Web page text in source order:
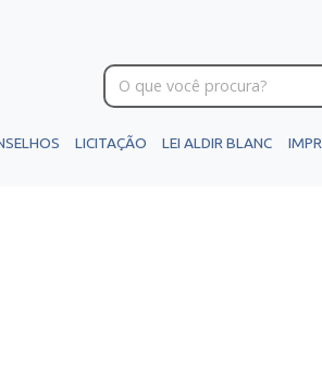
LICITAÇÃO LEI ALDIR BLANC